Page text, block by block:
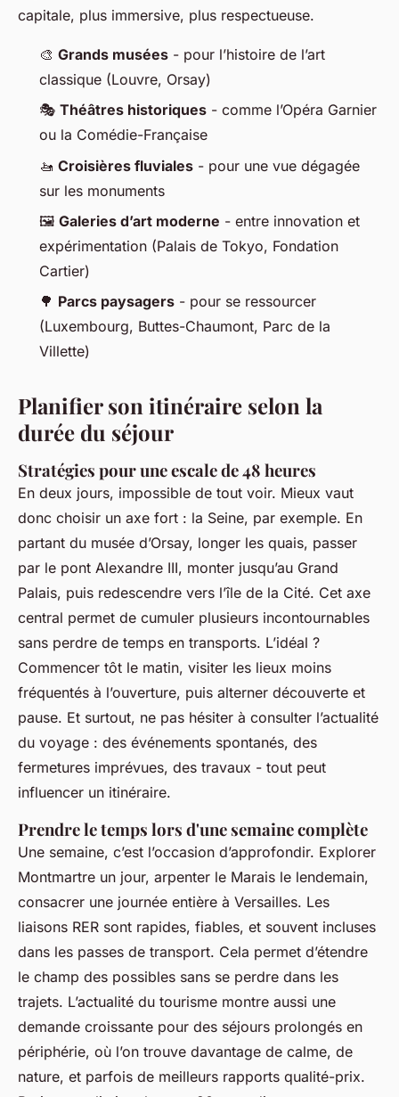
capitale, plus immersive, plus respectueuse.
🎨 Grands musées - pour l’histoire de l’art
classique (Louvre, Orsay)
🎭 Théâtres historiques - comme l’Opéra Garnier
ou la Comédie-Française
🚤 Croisières fluviales - pour une vue dégagée
sur les monuments
🖼️ Galeries d’art moderne - entre innovation et
expérimentation (Palais de Tokyo, Fondation
Cartier)
🌳 Parcs paysagers - pour se ressourcer
(Luxembourg, Buttes-Chaumont, Parc de la
Villette)
Planifier son itinéraire selon la
durée du séjour
Stratégies pour une escale de 48 heures
En deux jours, impossible de tout voir. Mieux vaut
donc choisir un axe fort : la Seine, par exemple. En
partant du musée d’Orsay, longer les quais, passer
par le pont Alexandre III, monter jusqu’au Grand
Palais, puis redescendre vers l’île de la Cité. Cet axe
central permet de cumuler plusieurs incontournables
sans perdre de temps en transports. L’idéal ?
Commencer tôt le matin, visiter les lieux moins
fréquentés à l’ouverture, puis alterner découverte et
pause. Et surtout, ne pas hésiter à consulter l’actualité
du voyage : des événements spontanés, des
fermetures imprévues, des travaux - tout peut
influencer un itinéraire.
Prendre le temps lors d'une semaine complète
Une semaine, c’est l’occasion d’approfondir. Explorer
Montmartre un jour, arpenter le Marais le lendemain,
consacrer une journée entière à Versailles. Les
liaisons RER sont rapides, fiables, et souvent incluses
dans les passes de transport. Cela permet d’étendre
le champ des possibles sans se perdre dans les
trajets. L’actualité du tourisme montre aussi une
demande croissante pour des séjours prolongés en
périphérie, où l’on trouve davantage de calme, de
nature, et parfois de meilleurs rapports qualité-prix.